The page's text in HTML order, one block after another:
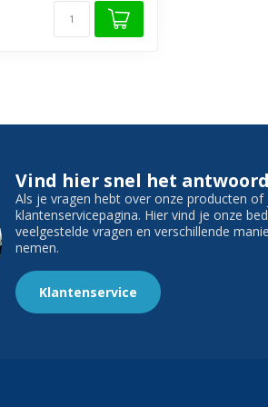
Vind hier snel het
Als je vragen hebt over onze producten
klantenservicepagina. Hier vind je onze
veelgestelde vragen en verschillende
nemen.
Klantenservice